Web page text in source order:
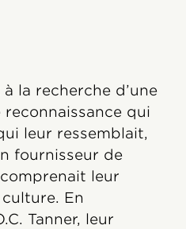
la recherche d’une
qui
leur ressemblait,
fournisseur de
leur
En
Tanner, leur